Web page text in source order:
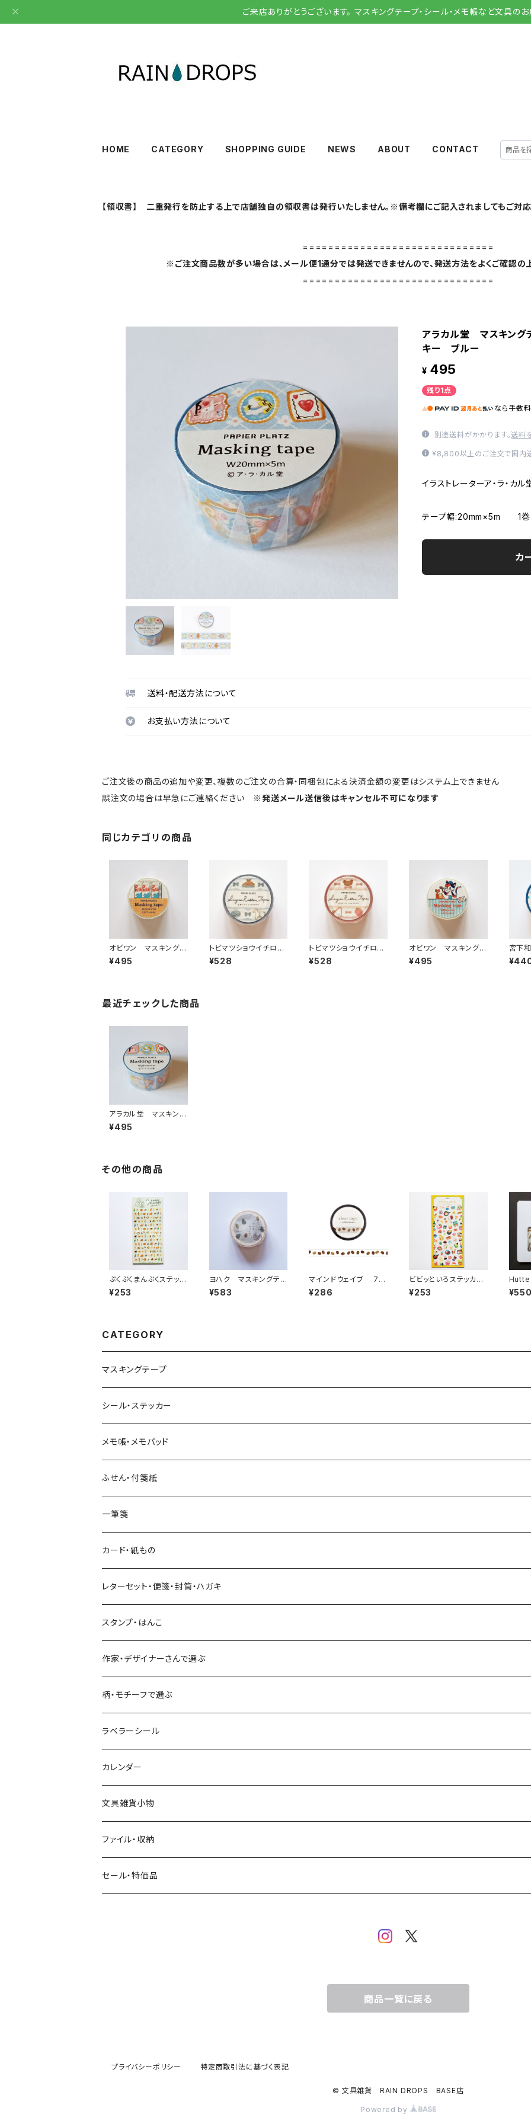
ご来店ありがとうございます。 マスキングテープ・シール・メモ帳など文具の
HOME CATEGORY SHOPPING GUIDE NEWS ABOUT CONTACT
【領収書】 二重発行を防止する上で店舗独自の領収書は発行いたしません。※備考欄にご記入されましてもご対応
==============================
※ご注文商品数が多い場合は、メール便1通分では発送できませんので、発送方法をよくご確認の
==============================
アラカル堂 マスキング
キー ブルー
¥ 495
残り1点
なら 手数
別途送料がかかります。送料
¥8,800以上のご注文で国内
イラストレーターア・ラ・カ
テープ幅:20mm×5m
カ
送料・配送方法について
お支払い方法について
ご注文後の商品の追加や変更、複数のご注文の合算・同梱包による決済金額の変更はシステム上できません
誤注文の場合は早急にご連絡ください ※発送メール送信後はキャンセル不可になります
同じカテゴリの商品
オビワン マスキングテ
ープ NyanNyan MA
RT - SHOPPINGミル
¥495
トビマツショウイチロ
ウ マスキングテー
プ シュガーリボンテー
¥528
トビマツショウイチロ
ウ マスキングテー
プ シュガーリボンテー
¥528
オビワン マスキングテ
ープ NyanNyan MA
RT - Staff & Custo
¥495
宮下
ープ
お花と
最近チェックした商品
アラカル堂 マスキング
テープ アリスのアイシ
ングクッキー ブルー
¥495
その他の商品
ぷくぷくまんぷくステッカ
ーシール 82315 軽
食 喫茶メニュー
¥253
ヨハク マスキングテ
ープ エゾリス Y-19
0
¥583
マインドウェイブ 7m
m幅クリアテープ箔押し
95298 coffee bean
¥286
ビビッといろステッカー
シール 82728 たべも
の イエロー
¥253
フレ
mn
¥550
CATEGORY
マスキングテープ
ヨハク
和紙
透明クリア
Hutte paper works （プロペラスタジオ）
ネクタイ
透明クリアテープ
柄・モチーフで選ぶ（マステ）
いちご・ストロベリー
フルーツ・野菜
ミモザ
お花・フラワー・グリーン・植物
マインドウェイブ
水縞
大枝活版室
星燈社
ミナペルホネン
BGM
eric
SAIEN
田村美紀
パピアプラッツ（作家もの）
シール・ステッカー
フレークシール
パピアプラッツ（作家もの）
ヨハク
ステッカーシール
マインドウェイブ
田村美紀
立体シール
メモ帳・メモパッド
ヨハク
HUTTE PAPER WORKS
表現社（作家もの）
星燈社
古川紙工
大枝活版室
ふせん・付箋紙
ヨハク
HUTTE PAPER WORKS
古川紙工
表現社（作家もの）
ロール付箋
一筆箋
カード・紙もの
レターセット・便箋・封筒・ハガキ
古川紙工
表現社（作家もの）
スタンプ・はんこ
Hutte paper works
ヨハク
作家・デザイナーさんで選ぶ
ネクタイ
Hutte paper works
ヨハク
eric
浅野みどり
西淑
柄・モチーフで選ぶ
フルーツ
食べ物・フード・スイーツ
パン・ブレッド
カフェ
コーヒー・飲み物・クリームソーダ
ラベラーシール
カレンダー
文具雑貨小物
ファイル・収納
セール・特価品
商品一覧に戻る
プライバシーポリシー 特定商取引法に基づく表記
© 文具雑貨 RAIN DROPS BASE店
Powered by